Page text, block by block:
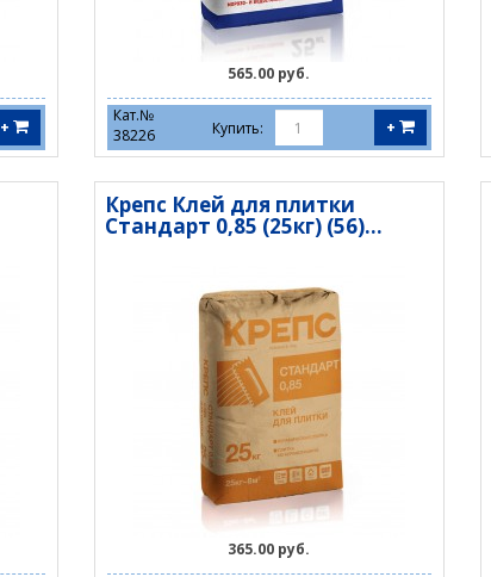
+
565.00 руб.
Кат.№
38226
Купить: +
Крепс Клей для плитки
Стандарт 0,85 (25кг) (56)...
365.00 руб.